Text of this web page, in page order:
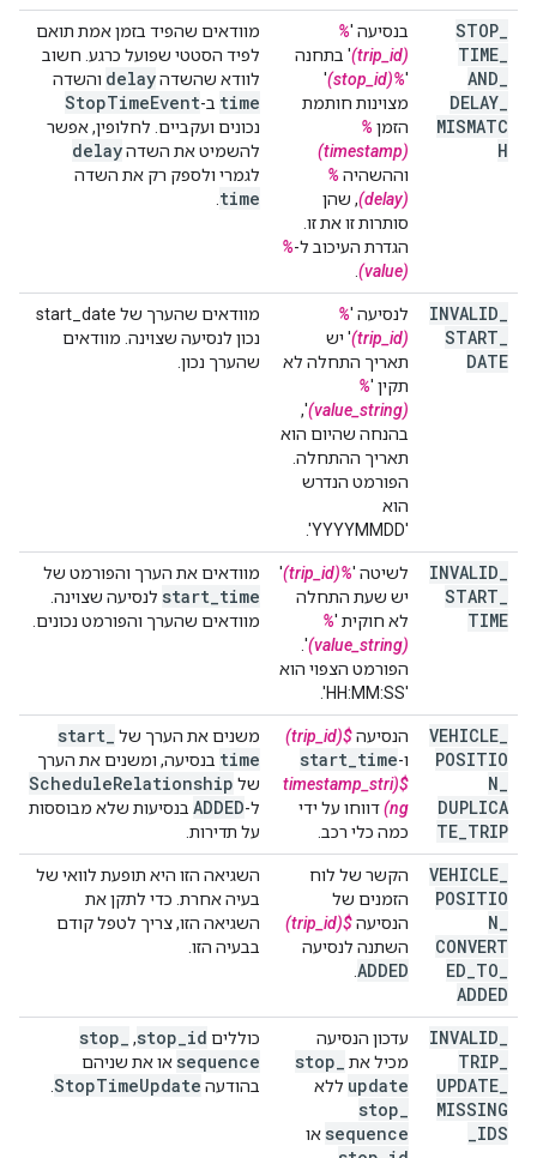
STOP
TIME
AND
DELAY
MISMATC
H
בנסיעה '%
(trip_id)
' בתחנה
'
%(stop_id)
'
מצוינות חותמת
הזמן %
(timestamp)
וההשהיה %
(delay)
, שהן
סותרות זו את זו.
הגדרת העיכוב ל-%
(value)
מוודאים שהפיד בזמן אמת תואם
לפיד הסטטי שפועל כרגע. חשוב
לוודא שהשדהdelay והשדה
time ב- StopTimeEvent
נכונים ועקביים. לחלופין, אפשר
להשמיט את השדהdelay
לגמרי ולספק רק את השדה
time
INVALID
START
DATE
לנסיעה '%
(trip_id)
' יש
תאריך התחלה לא
תקין '%
(value_string)
',
בהנחה שהיום הוא
תאריך ההתחלה.
הפורמט הנדרש
הוא
'YYYYMMDD'.
מוודאים שהערך של start_date
נכון לנסיעה שצוינה. מוודאים
שהערך נכון.
INVALID
START
TIME
לשיטה '%(trip_id)
'
יש שעת התחלה
לא חוקית '%
(value_string)
'.
הפורמט הצפוי הוא
'HH:MM:SS'.
מוודאים את הערך והפורמט של
start time
לנסיעה שצוינה.
מוודאים שהערך והפורמט נכונים.
VEHICLE
POSITIO
N
DUPLICA
TE TRIP
הנסיעה$(trip_id)
ו-
start time
$(timestamp_stri
ng) דווחו על ידי
כמה כלי רכב.
משנים את הערך של start
time בנסיעה, ומשנים את הערך
של
ScheduleRelationship
ל-ADDED בנסיעות שלא מבוססות
על תדירות.
VEHICLE
POSITIO
N
CONVERT
ED TO
ADDED
הקשר של לוח
הזמנים של
הנסיעה$(trip_id)
השתנה לנסיעה
ADDED
השגיאה הזו היא תופעת לוואי של
בעיה אחרת. כדי לתקן את
השגיאה הזו, צריך לטפל קודם
בבעיה הזו.
INVALID
TRIP
UPDATE
MISSING
IDS
עדכון הנסיעה
מכיל את
stop
update ללא
stop
sequence או
כוללים stop id
,
stop
sequence או את שניהם
בהודעה
StopTimeUpdate